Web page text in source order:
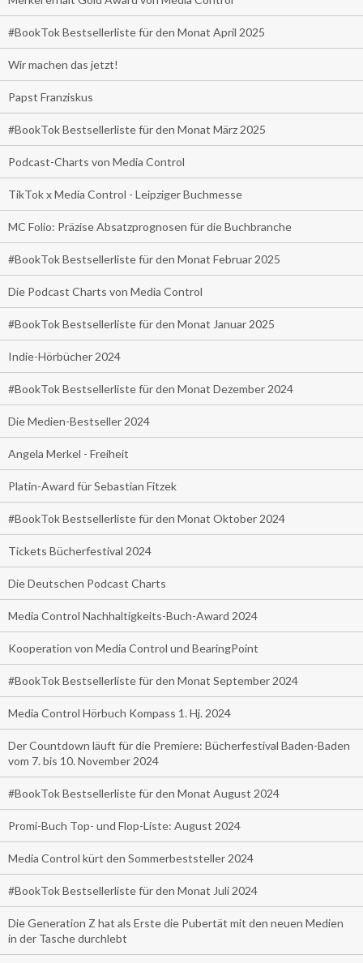
#BookTok Bestsellerliste für den Monat April 2025
Wir machen das jetzt!
Papst Franziskus
#BookTok Bestsellerliste für den Monat März 2025
Podcast-Charts von Media Control
TikTok x Media Control - Leipziger Buchmesse
MC Folio: Präzise Absatzprognosen für die Buchbranche
#BookTok Bestsellerliste für den Monat Februar 2025
Die Podcast Charts von Media Control
#BookTok Bestsellerliste für den Monat Januar 2025
Indie-Hörbücher 2024
#BookTok Bestsellerliste für den Monat Dezember 2024
Die Medien-Bestseller 2024
Angela Merkel - Freiheit
Platin-Award für Sebastian Fitzek
#BookTok Bestsellerliste für den Monat Oktober 2024
Tickets Bücherfestival 2024
Die Deutschen Podcast Charts
Media Control Nachhaltigkeits-Buch-Award 2024
Kooperation von Media Control und BearingPoint
#BookTok Bestsellerliste für den Monat September 2024
Media Control Hörbuch Kompass 1. Hj. 2024
Der Countdown läuft für die Premiere: Bücherfestival Baden-Baden
vom 7. bis 10. November 2024
#BookTok Bestsellerliste für den Monat August 2024
Promi-Buch Top- und Flop-Liste: August 2024
Media Control kürt den Sommerbeststeller 2024
#BookTok Bestsellerliste für den Monat Juli 2024
Die Generation Z hat als Erste die Pubertät mit den neuen Medien
in der Tasche durchlebt